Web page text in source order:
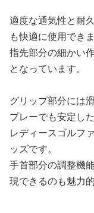
適度な通気性と耐
も快適に使用できま
指先部分の細かい
となっています。
グリップ部分には
プレーでも安定し
レディースゴルフ
ッズです。
手首部分の調整機
現できるのも魅力